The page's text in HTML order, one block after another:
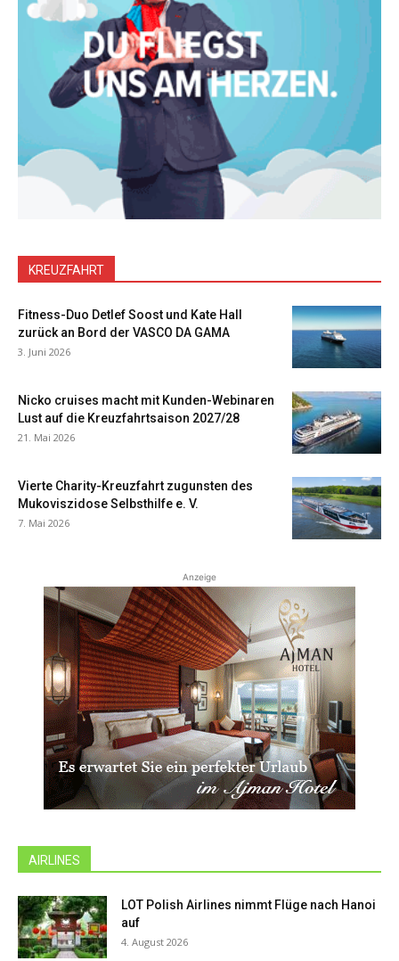
KREUZFAHRT
Fitness-Duo Detlef Soost und Kate Hall
zurück an Bord der VASCO DA GAMA
3. Juni 2026
Nicko cruises macht mit Kunden-Webinaren
Lust auf die Kreuzfahrtsaison 2027/28
21. Mai 2026
Vierte Charity-Kreuzfahrt zugunsten des
Mukoviszidose Selbsthilfe e. V.
7. Mai 2026
Anzeige
AIRLINES
LOT Polish Airlines nimmt Flüge nach Hanoi
auf
4. August 2026